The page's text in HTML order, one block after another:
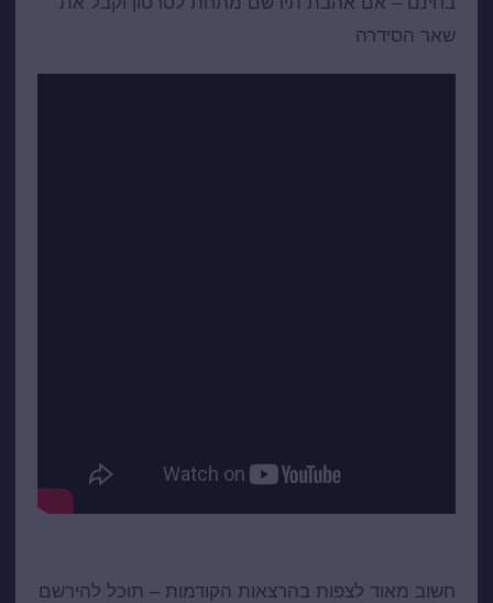
שאר הסידרה
חשוב מאוד לצפות בהרצאות הקודמות – תוכל להירשם